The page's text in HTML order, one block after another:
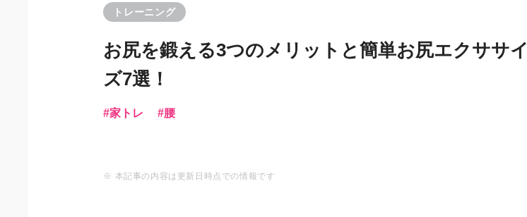
トレーニング
お尻を鍛える3つのメリットと簡単お尻エクササイ
ズ7選！
家トレ 腰
※ 本記事の内容は更新日時点での情報です